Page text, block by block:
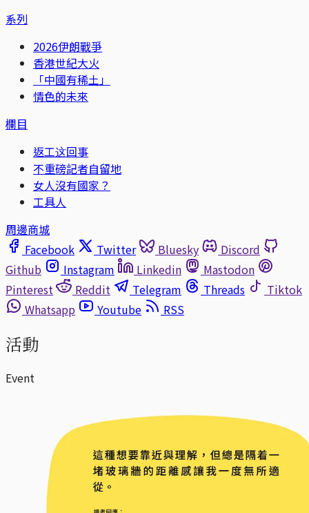
系列
2026伊朗戰爭
香港世紀大火
「中國有稀土」
情色的未來
欄目
返工这回事
不重磅記者自留地
女人沒有國家？
工具人
周邊商城
Facebook
Twitter Bluesky
Discord
Github
Instagram Linkedin
Mastodon
Pinterest
Reddit Telegram Threads
Tiktok
Whatsapp
Youtube RSS
活動
Event